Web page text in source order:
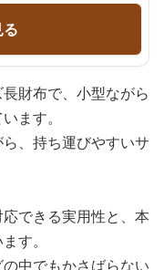
財布で、小型ながら
ます。
、持ち運びやすいサ
できる実用性と、本
す。
中でもかさばらない